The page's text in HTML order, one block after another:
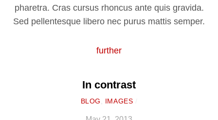
pharetra. Cras cursus rhoncus ante quis gravida.
Sed pellentesque libero nec purus mattis semper.
further
In contrast
BLOG IMAGES